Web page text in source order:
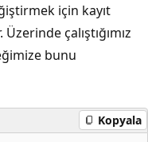
için kayıt
çalıştığımız
bunu
Kopyala